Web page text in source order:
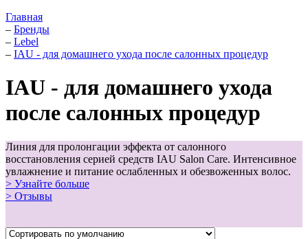
Главная
– Бренды
– Lebel
– IAU - для домашнего ухода после салонных процедур
IAU - для домашнего ухода
после салонных процедур
Линия для пролонгации эффекта от салонного
восстановления серией средств IAU Salon Care. Интенсивное
увлажнение и питание ослабленных и обезвоженных волос.
> Узнайте больше
> Отзывы